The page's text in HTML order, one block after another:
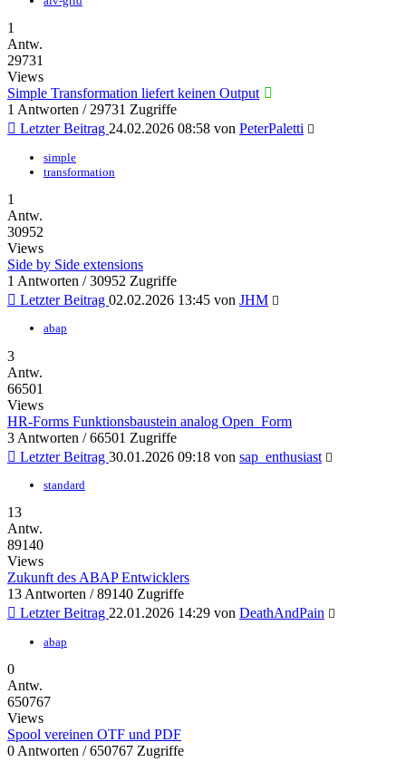
1
Antw.
29731
Views
Simple Transformation liefert keinen Output
1 Antworten / 29731 Zugriffe
Letzter Beitrag 24.02.2026 08:58 von PeterPaletti
simple
transformation
1
Antw.
30952
Views
Side by Side extensions
1 Antworten / 30952 Zugriffe
Letzter Beitrag 02.02.2026 13:45 von JHM
abap
3
Antw.
66501
Views
HR-Forms Funktionsbaustein analog Open_Form
3 Antworten / 66501 Zugriffe
Letzter Beitrag 30.01.2026 09:18 von sap_enthusiast
standard
13
Antw.
89140
Views
Zukunft des ABAP Entwicklers
13 Antworten / 89140 Zugriffe
Letzter Beitrag 22.01.2026 14:29 von DeathAndPain
abap
0
Antw.
650767
Views
Spool vereinen OTF und PDF
0 Antworten / 650767 Zugriffe